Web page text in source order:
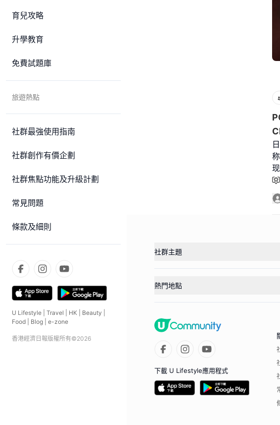
育兒攻略
升學教育
免費試題庫
旅遊熱點
社群最強使用指南
社群創作有價企劃
社群焦點功能及升級計劃
常見問題
條款及細則
U Lifestyle Travel HK Beauty
Food
Blog e-zone
香港經濟日報版權所有©2026
社群主題
熱門地點
下載 U Lifestyle應用程式